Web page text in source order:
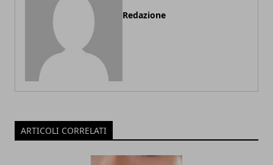
Redazione
ARTICOLI CORRELATI